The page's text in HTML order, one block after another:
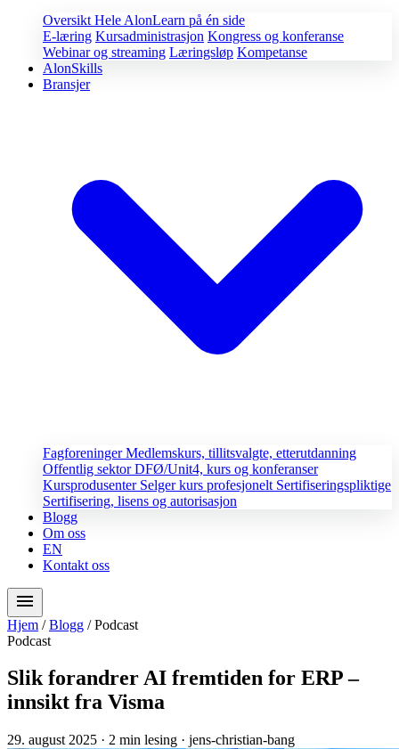
Oversikt Hele AlonLearn på én side
E-læring Kursadministrasjon Kongress og konferanse
Webinar og streaming Læringsløp Kompetanse
AlonSkills
Bransjer
FagforeningerMedlemskurs, tillitsvalgte, etterutdanning
Offentlig sektorDFØ/Unit4, kurs og konferanser
Kursprodusenter Selger kurs profesjonelt Sertifiseringspliktige
Sertifisering, lisens og autorisasjon
Blogg
Om oss
EN
Kontakt oss
menu
Hjem / Blogg / Podcast
Podcast
Slik forandrer AI fremtiden for ERP –
innsikt fra Visma
29. august 2025 · 2 min lesing · jens-christian-bang